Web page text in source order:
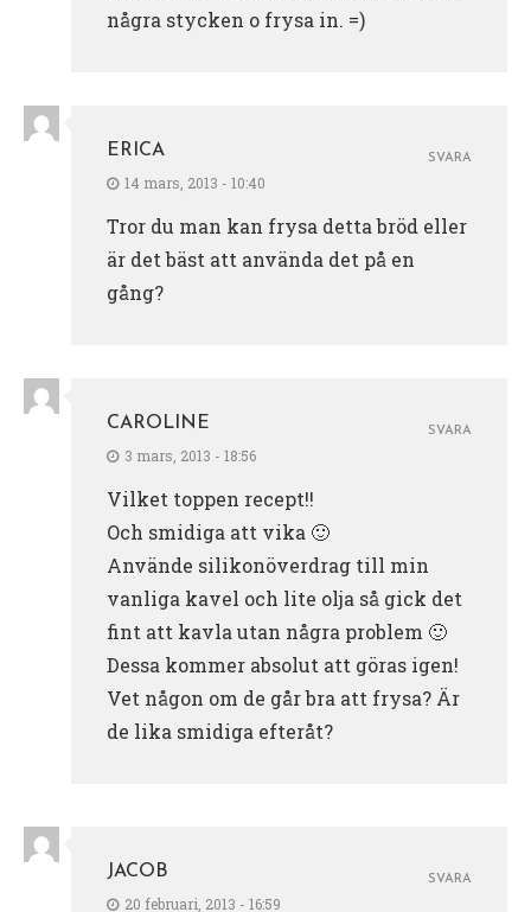
några stycken o frysa in. =)
ERICA
14 mars, 2013 - 10:40
Tror du man kan frysa detta bröd eller
är det bäst att använda det på en
gång?
SVARA
CAROLINE
3 mars, 2013 - 18:56
Vilket toppen recept!!
Och smidiga att vika 🙂
Använde silikonöverdrag till min
vanliga kavel och lite olja så gick det
fint att kavla utan några problem 🙂
Dessa kommer absolut att göras igen!
Vet någon om de går bra att frysa? Är
de lika smidiga efteråt?
SVARA
JACOB
20 februari, 2013 - 16:59
SVARA